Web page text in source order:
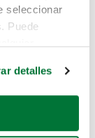
seleccionar
Puede
geográfica
detalles